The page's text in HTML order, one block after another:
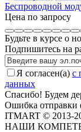
Беспроводной
Цена по запросу
Будьте в курсе о
Подпишитесь на
Я согласен(a) с
данных
Спасибо! Будем
Ошибка
ITMART © 2013-
НАШИ